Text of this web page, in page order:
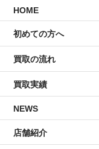
HOME
初めての方へ
買取の流れ
買取実績
NEWS
店舗紹介